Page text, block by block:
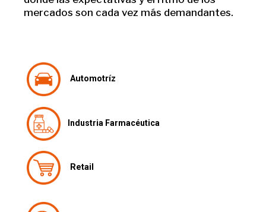
mercados son cada vez más demandantes.
Automotríz
Industria Farmacéutica
Retail